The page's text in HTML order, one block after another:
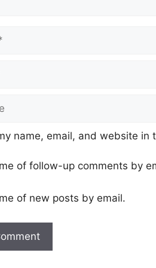
name, email, and website
of follow-up comments by
of new posts by email.